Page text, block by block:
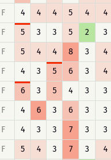
F 4 4 4 5 4 4
F 5 3 3 5 2 3
F 5 4 4 8 3 4
F 4 3 5 6 3 4
F 6 3 5 4 3 3
F 4 6 3 6 3 3
F 4 3 3 7 3 3
F 5 4 3 7 3 4